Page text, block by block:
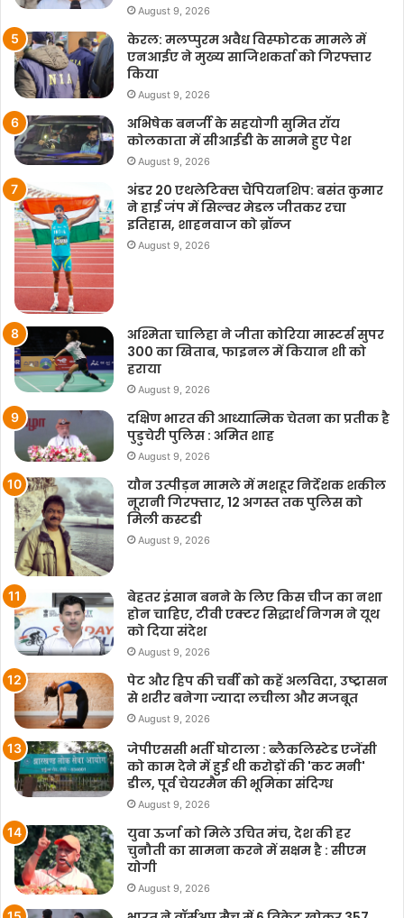
August 9, 2026
केरल: मलप्पुरम अवैध विस्फोटक मामले में
एनआईए ने मुख्य साजिशकर्ता को गिरफ्तार
किया
August 9, 2026
अभिषेक बनर्जी के सहयोगी सुमित रॉय
कोलकाता में सीआईडी के सामने हुए पेश
August 9, 2026
अंडर 20 एथलेटिक्स चैंपियनशिप: बसंत कुमार
ने हाई जंप में सिल्वर मेडल जीतकर रचा
इतिहास, शाहनवाज को ब्रॉन्ज
August 9, 2026
अश्मिता चालिहा ने जीता कोरिया मास्टर्स सुपर
300 का खिताब, फाइनल में कियान शी को
हराया
August 9, 2026
दक्षिण भारत की आध्यात्मिक चेतना का प्रतीक है
पुडुचेरी पुलिस : अमित शाह
August 9, 2026
यौन उत्पीड़न मामले में मशहूर निर्देशक शकील
नूरानी गिरफ्तार, 12 अगस्त तक पुलिस को
मिली कस्टडी
August 9, 2026
बेहतर इंसान बनने के लिए किस चीज का नशा
होन चाहिए, टीवी एक्टर सिद्धार्थ निगम ने यूथ
को दिया संदेश
August 9, 2026
पेट और हिप की चर्बी को कहें अलविदा, उष्ट्रासन
से शरीर बनेगा ज्यादा लचीला और मजबूत
August 9, 2026
जेपीएससी भर्ती घोटाला : ब्लैकलिस्टेड एजेंसी
को काम देने में हुई थी करोड़ों की 'कट मनी'
डील, पूर्व चेयरमैन की भूमिका संदिग्ध
August 9, 2026
युवा ऊर्जा को मिले उचित मंच, देश की हर
चुनौती का सामना करने में सक्षम है : सीएम
योगी
August 9, 2026